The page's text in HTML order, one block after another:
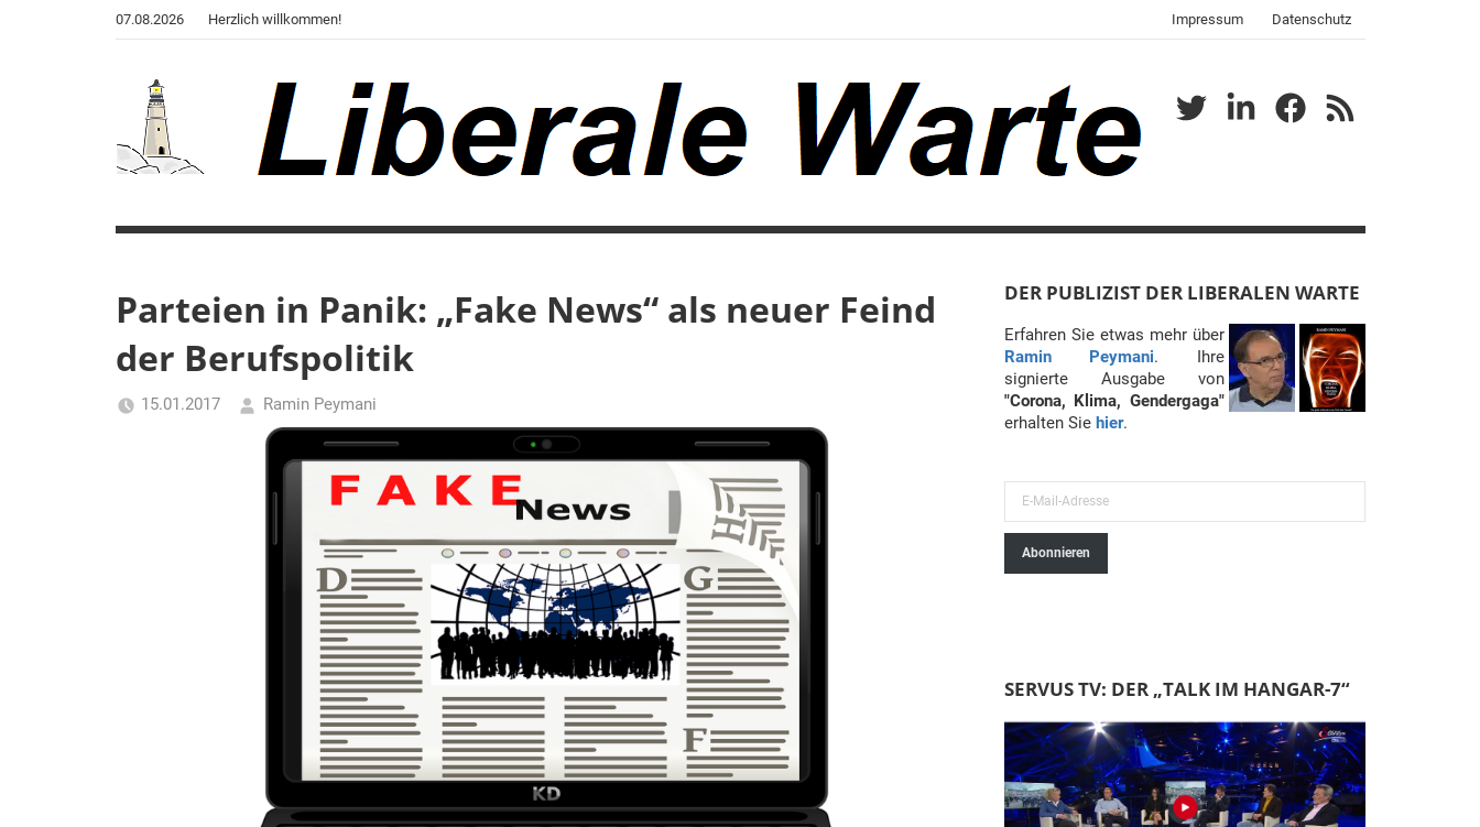
07.08.2026 Herzlich willkommen! Impressum Datenschutz
Liberale
Warte
Blog
von
"Corona,
Klima,
Gendergaga",
TwitterLinkedInFacebook
RSS
Parteien in Panik: „Fake News“ als neuer Feind
der Berufspolitik
15.01.2017
Ramin Peymani
Tagesthema
DER PUBLIZIST DER LIBERALEN WARTE
Erfahren Sie etwas mehr über
Ramin Peymani. Ihre
signierte Ausgabe von
"Corona, Klima, Gendergaga"
erhalten Sie hier.
-
-
A
d
r
e
Abonnieren
SERVUS TV: DER „TALK IM HANGAR-7“